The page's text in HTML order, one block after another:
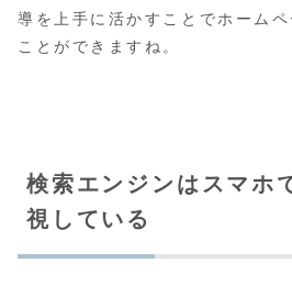
導を上手に活かすことでホーム
ことができますね。
検索エンジンはスマホ
視している